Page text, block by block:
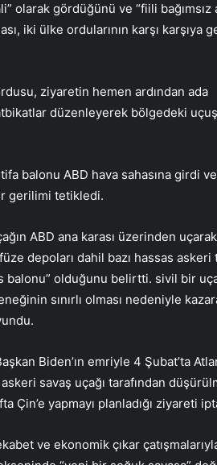
olarak gördüğünü ve “fiili bağımsız
iki ülke ordularının karşı karşıya
ziyaretin hemen ardından ada
düzenleyerek bölgedeki
balonu ABD hava sahasına girdi
gerilimi tetikledi.
ABD ana karası üzerinden
depoları dahil bazı hassas
olduğunu belirtti. sivil bir
sınırlı olması nedeniyle
Biden’ın emriyle 4 Şubat’ta
savaş uçağı tarafından
Çin’e yapmayı planladığı ziyareti
ve ekonomik çıkar